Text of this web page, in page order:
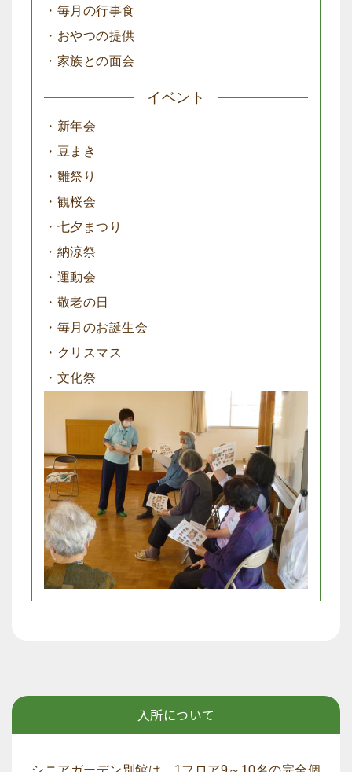
・毎月の行事食
・おやつの提供
・家族との面会
イベント
・新年会
・豆まき
・雛祭り
・観桜会
・七夕まつり
・納涼祭
・運動会
・敬老の日
・毎月のお誕生会
・クリスマス
・文化祭
入所について